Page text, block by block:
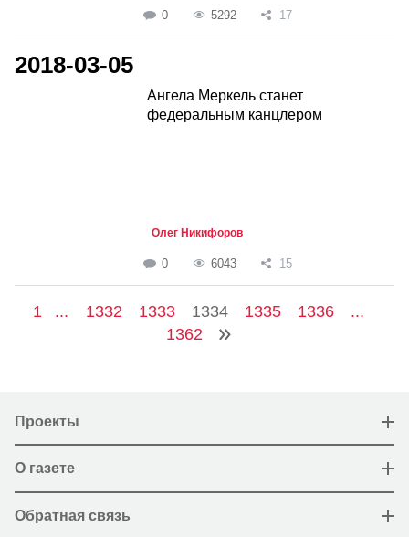
0 5292 17
2018-03-05
Ангела Меркель станет
федеральным канцлером
Олег Никифоров
0 6043 15
1 ... 1332 1333 1334 1335 1336
...
1362
Проекты
О газете
Обратная связь